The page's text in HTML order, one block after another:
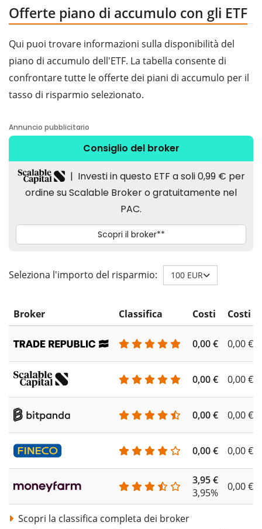
Offerte piano di accumulo con gli ETF
Qui puoi trovare informazioni sulla disponibilità del
piano di accumulo dell'ETF. La tabella consente di
confrontare tutte le offerte dei piani di accumulo per il
tasso di risparmio selezionato.
Seleziona l'importo del risparmio: 100 EUR
Broker Classifica Costi Costi
0,00 € 0,00 €
0,00 € 0,00 €
0,00 € 0,00 €
0,00 € 0,00 €
3,95 €
3,95%
0,00 €
Scopri la classifica completa dei broker